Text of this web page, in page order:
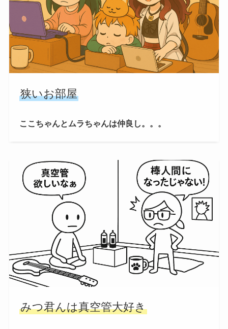
狭いお部屋
ここちゃんとムラちゃんは仲良し。。。
みつ君んは真空管大好き